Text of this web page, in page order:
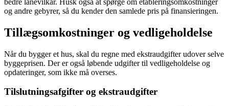
og andre gebyrer, så du kender den samlede pris på finansieringen.
Tillægsomkostninger og vedligeholdelse
Når du bygger et hus, skal du regne med ekstraudgifter udover selve
byggeprisen. Der er også løbende udgifter til vedligeholdelse og
opdateringer, som ikke må overses.
Tilslutningsafgifter og ekstraudgifter